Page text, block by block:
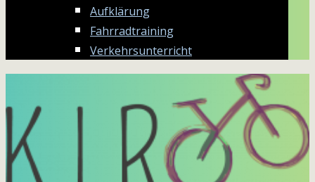
Aufklärung
Fahrradtraining
Verkehrsunterricht